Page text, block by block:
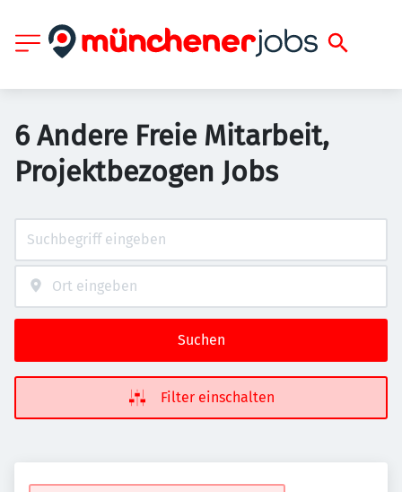
6 Andere Freie Mitarbeit,
Projektbezogen Jobs
Suchen
Filter einschalten